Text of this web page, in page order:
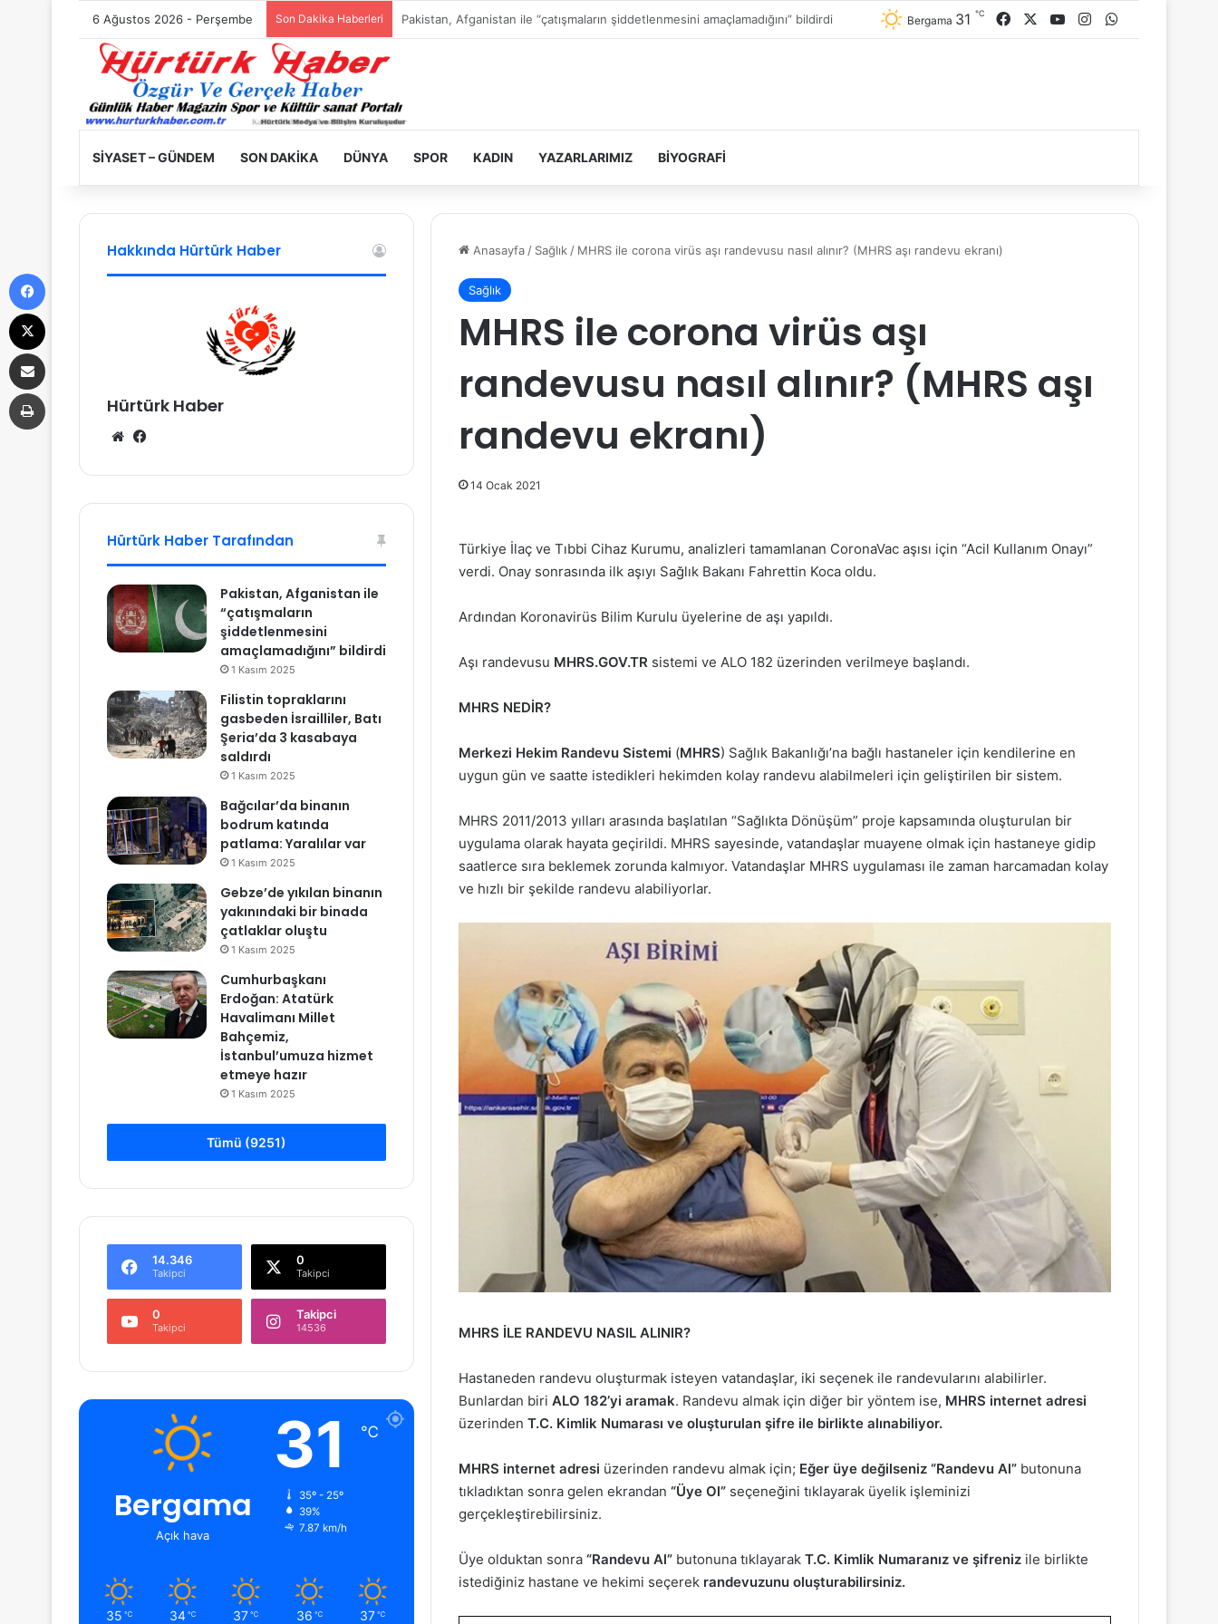
6 Ağustos 2026 - Perşembe Son Dakika Haberleri Filistin topraklarını gasbeden İsrailliler, Batı Şeria’da 3 kasabaya saldırdı Bergama 31 ℃ Facebook YouTubeInstagram
SIYASET – GÜNDEM SON DAKIKA DÜNYA SPOR KADIN YAZARLARIMIZ BIYOGRAFI
Anasayfa / Sağlık / MHRS ile corona virüs aşı randevusu nasıl alınır? (MHRS aşı randevu ekranı)
Sağlık
MHRS ile corona virüs aşı
randevusu nasıl alınır? (MHRS aşı
randevu ekranı)
14 Ocak 2021
Türkiye İlaç ve Tıbbi Cihaz Kurumu, analizleri tamamlanan CoronaVac aşısı için “Acil Kullanım Onayı”
verdi. Onay sonrasında ilk aşıyı Sağlık Bakanı Fahrettin Koca oldu.
Ardından Koronavirüs Bilim Kurulu üyelerine de aşı yapıldı.
Aşı randevusu MHRS.GOV.TR sistemi ve ALO 182 üzerinden verilmeye başlandı.
MHRS NEDİR?
Merkezi Hekim Randevu Sistemi (MHRS) Sağlık Bakanlığı’na bağlı hastaneler için kendilerine en
uygun gün ve saatte istedikleri hekimden kolay randevu alabilmeleri için geliştirilen bir sistem.
MHRS 2011/2013 yılları arasında başlatılan “Sağlıkta Dönüşüm” proje kapsamında oluşturulan bir
uygulama olarak hayata geçirildi. MHRS sayesinde, vatandaşlar muayene olmak için hastaneye gidip
saatlerce sıra beklemek zorunda kalmıyor. Vatandaşlar MHRS uygulaması ile zaman harcamadan kolay
ve hızlı bir şekilde randevu alabiliyorlar.
MHRS İLE RANDEVU NASIL ALINIR?
Hastaneden randevu oluşturmak isteyen vatandaşlar, iki seçenek ile randevularını alabilirler.
Bunlardan biri ALO 182’yi aramak. Randevu almak için diğer bir yöntem ise, MHRS internet adresi
üzerinden T.C. Kimlik Numarası ve oluşturulan şifre ile birlikte alınabiliyor.
MHRS internet adresi üzerinden randevu almak için; Eğer üye değilseniz “Randevu Al” butonuna
tıkladıktan sonra gelen ekrandan “Üye Ol” seçeneğini tıklayarak üyelik işleminizi
gerçekleştirebilirsiniz.
Üye olduktan sonra “Randevu Al” butonuna tıklayarak T.C. Kimlik Numaranız ve şifreniz ile birlikte
istediğiniz hastane ve hekimi seçerek randevuzunu oluşturabilirsiniz.
Hakkında Hürtürk Haber
Hürtürk Haber
We
sit
esi
bo
ok
Hürtürk Haber Tarafından
Pakistan, Afganistan ile
“çatışmaların
şiddetlenmesini
amaçlamadığını” bildirdi
1 Kasım 2025
Filistin topraklarını
gasbeden İsrailliler, Batı
Şeria’da 3 kasabaya
saldırdı
1 Kasım 2025
Bağcılar’da binanın
bodrum katında
patlama: Yaralılar var
1 Kasım 2025
Gebze’de yıkılan binanın
yakınındaki bir binada
çatlaklar oluştu
1 Kasım 2025
Cumhurbaşkanı
Erdoğan: Atatürk
Havalimanı Millet
Bahçemiz,
İstanbul’umuza hizmet
etmeye hazır
1 Kasım 2025
Tümü (9251)
14.346
Takipci
0
Takipci
0
Takipci
Takipci
14536
Bergama
Açık hava
31 ℃
35º - 25º
39%
7.87 km/h
35 ℃ 34 ℃ 37 ℃ 36 ℃ 37 ℃